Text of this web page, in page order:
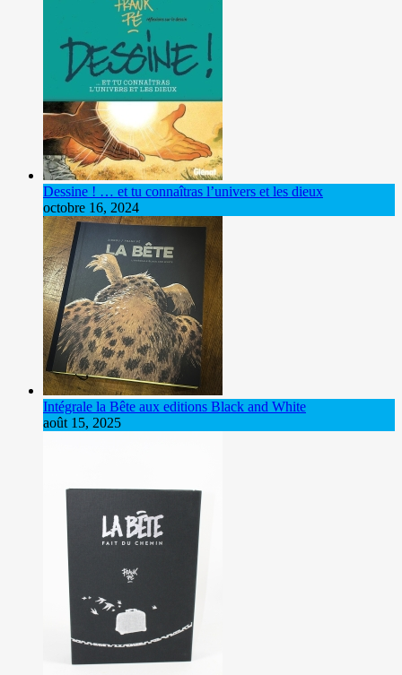
Dessine ! … et tu connaîtras l’univers et les dieux
octobre 16, 2024
Intégrale la Bête aux editions Black and White
août 15, 2025